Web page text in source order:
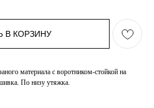
В КОРЗИНУ
материала с воротником-стойкой на
По низу утяжка.